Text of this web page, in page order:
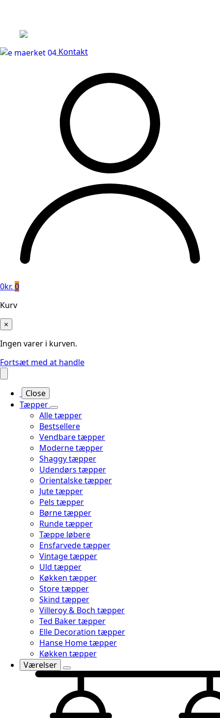
Kontakt
0kr. 0
Kurv
×
Ingen varer i kurven.
Fortsæt med at handle
Close
Tæpper
Alle tæpper
Bestsellere
Vendbare tæpper
Moderne tæpper
Shaggy tæpper
Udendørs tæpper
Orientalske tæpper
Jute tæpper
Pels tæpper
Børne tæpper
Runde tæpper
Tæppe løbere
Ensfarvede tæpper
Vintage tæpper
Uld tæpper
Køkken tæpper
Store tæpper
Skind tæpper
Villeroy & Boch tæpper
Ted Baker tæpper
Elle Decoration tæpper
Hanse Home tæpper
Køkken tæpper
Værelser